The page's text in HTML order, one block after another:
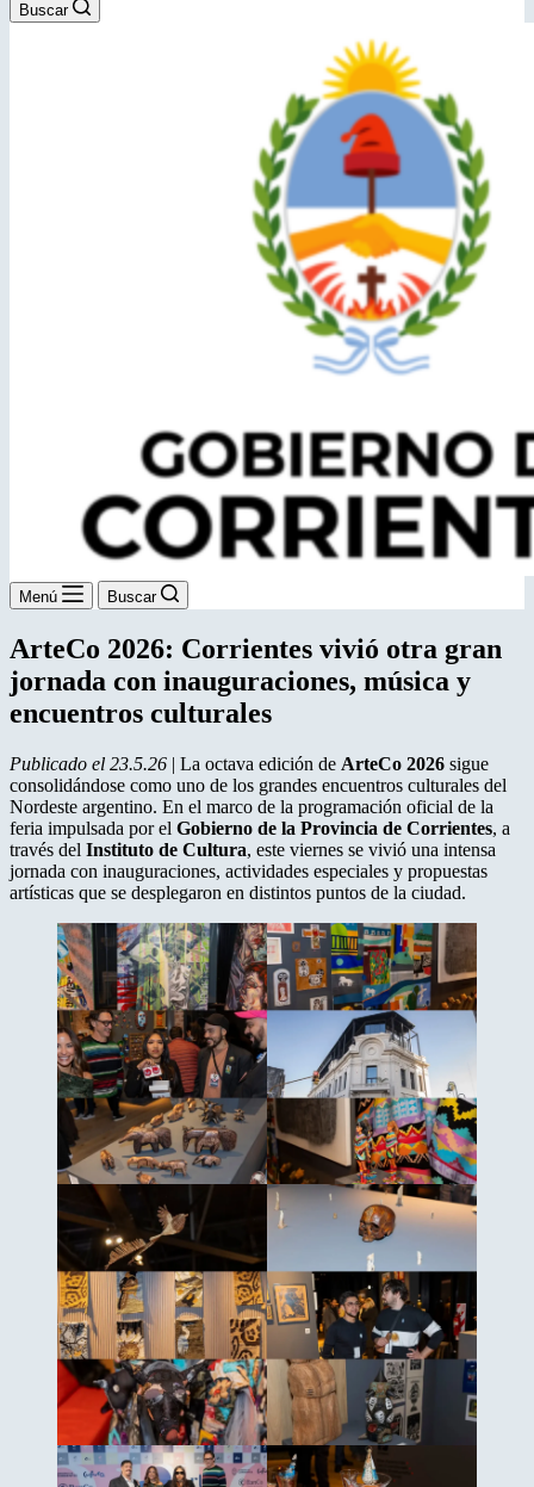
Buscar
Menú Buscar
ArteCo 2026: Corrientes vivió otra gran
jornada con inauguraciones, música y
encuentros culturales
Publicado el 23.5.26 | La octava edición de ArteCo 2026 sigue
consolidándose como uno de los grandes encuentros culturales del
Nordeste argentino. En el marco de la programación oficial de la
feria impulsada por el Gobierno de la Provincia de Corrientes, a
través del Instituto de Cultura, este viernes se vivió una intensa
jornada con inauguraciones, actividades especiales y propuestas
artísticas que se desplegaron en distintos puntos de la ciudad.